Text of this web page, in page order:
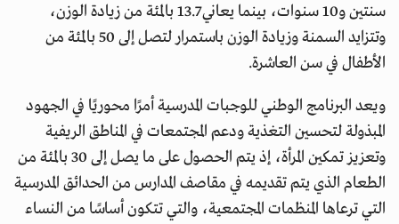
سنتين و10 سنوات، بينما يعاني 13.7 بالمئة من زيادة الوزن،
وتتزايد السمنة وزيادة الوزن باستمرار لتصل إلى 50 بالمئة من
الأطفال في سن العاشرة.
ويعد البرنامج الوطني للوجبات المدرسية أمرًا محوريًا في الجهود
المبذولة لتحسين التغذية ودعم المجتمعات في المناطق الريفية
وتعزيز تمكين المرأة، إذ يتم الحصول على ما يصل إلى 30 بالمئة من
الطعام الذي يتم تقديمه في مقاصف المدارس من الحدائق المدرسية
التي ترعاها المنظمات المجتمعية، والتي تتكون أساسًا من النساء